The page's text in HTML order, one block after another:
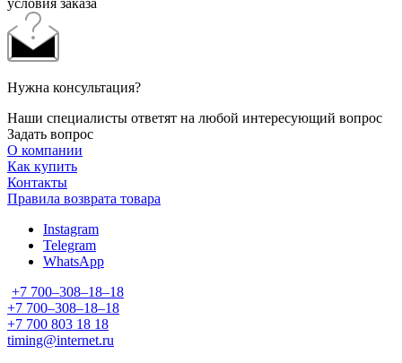
Нужна консультация?
Наши специалисты ответят на любой интересующий вопрос
Задать вопрос
О компании
Как купить
Контакты
Правила возврата товара
Instagram
Telegram
WhatsApp
+7 700‒308‒18‒18
+7 700‒308‒18‒18
+7 700 803 18 18
timing@internet.ru